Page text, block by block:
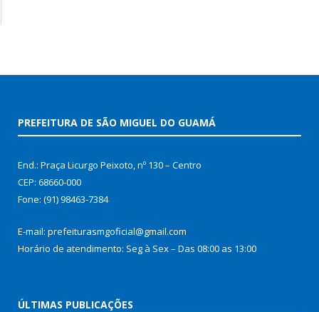
PREFEITURA DE SÃO MIGUEL DO GUAMÁ
End.: Praça Licurgo Peixoto, nº 130 – Centro
CEP: 68660-000
Fone: (91) 98463-7384
E-mail: prefeiturasmgoficial@gmail.com
Horário de atendimento: Seg à Sex – Das 08:00 as 13:00
ÚLTIMAS PUBLICAÇÕES